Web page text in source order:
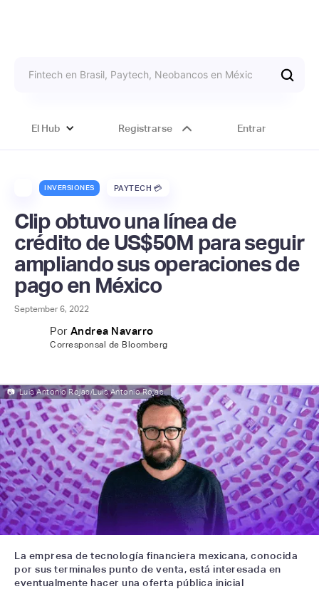
El Hub Registrarse Entrar
INVERSIONES PAYTECH 💳
Clip obtuvo una línea de
crédito de US$50M para seguir
ampliando sus operaciones de
pago en México
September 6, 2022
Por Andrea Navarro
Corresponsal de Bloomberg
📷 Luis Antonio Rojas/Luis Antonio Rojas
La empresa de tecnología financiera mexicana, conocida
por sus terminales punto de venta, está interesada en
eventualmente hacer una oferta pública inicial